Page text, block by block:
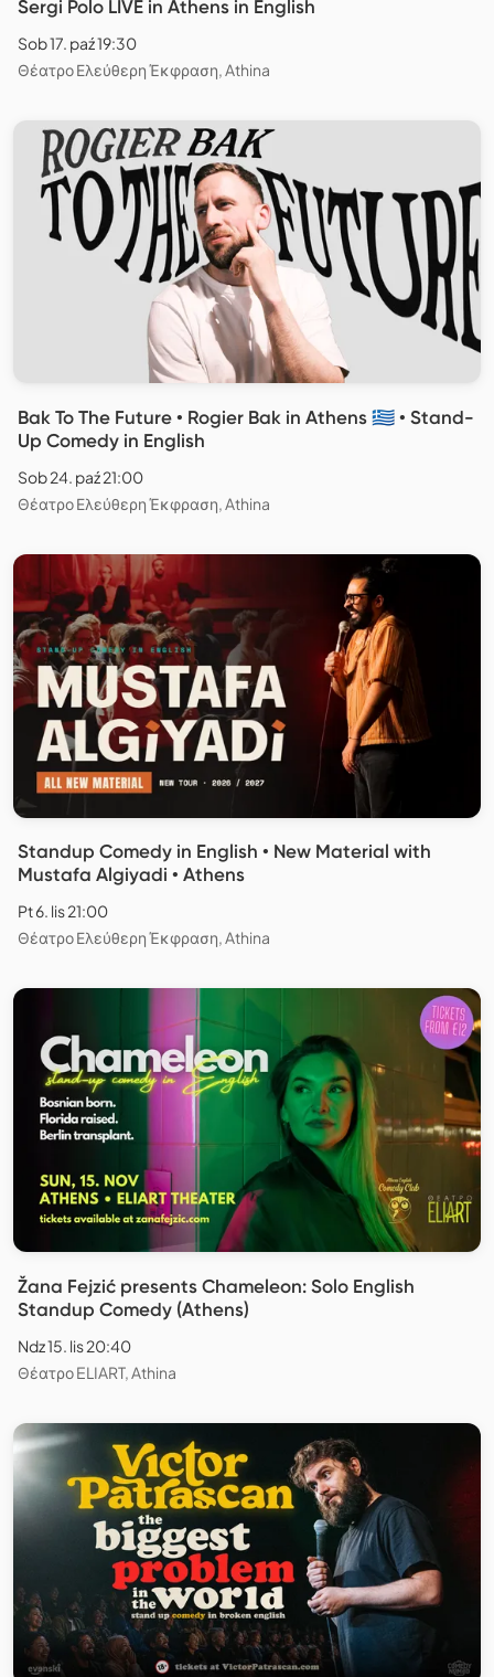
Sergi Polo LIVE in Athens in English
Sob 17. paź 19:30
Θέατρο Ελεύθερη Έκφραση, Athina
Bak To The Future • Rogier Bak in Athens 🇬🇷 • Stand-
Up Comedy in English
Sob 24. paź 21:00
Θέατρο Ελεύθερη Έκφραση, Athina
Standup Comedy in English • New Material with
Mustafa Algiyadi • Athens
Pt 6. lis 21:00
Θέατρο Ελεύθερη Έκφραση, Athina
Žana Fejzić presents Chameleon: Solo English
Standup Comedy (Athens)
Ndz 15. lis 20:40
Θέατρο ELIART, Athina